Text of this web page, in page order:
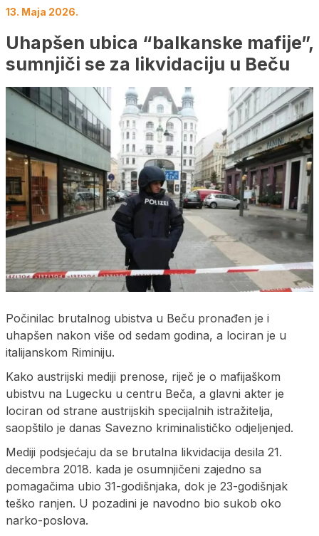
13. Maja 2026.
Uhapšen ubica “balkanske mafije”,
sumnjiči se za likvidaciju u Beču
Počinilac brutalnog ubistva u Beču pronađen je i
uhapšen nakon više od sedam godina, a lociran je u
italijanskom Riminiju.
Kako austrijski mediji prenose, riječ je o mafijaškom
ubistvu na Lugecku u centru Beča, a glavni akter je
lociran od strane austrijskih specijalnih istražitelja,
saopštilo je danas Savezno kriminalističko odjeljenjed.
Mediji podsjećaju da se brutalna likvidacija desila 21.
decembra 2018. kada je osumnjičeni zajedno sa
pomagačima ubio 31-godišnjaka, dok je 23-godišnjak
teško ranjen. U pozadini je navodno bio sukob oko
narko-poslova.